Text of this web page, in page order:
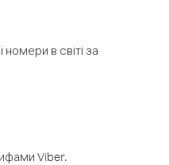
в світі за
Viber.